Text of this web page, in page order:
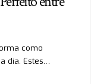
como
dia. Estes…